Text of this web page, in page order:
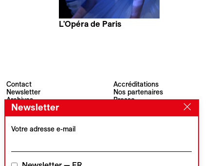
L'Opéra de Paris
Contact
Newsletter
Archives
Accréditations
Nos partenaires
Presse
Visions du Réel
CH–1260 Nyon
Newsletter
Votre adresse e-mail